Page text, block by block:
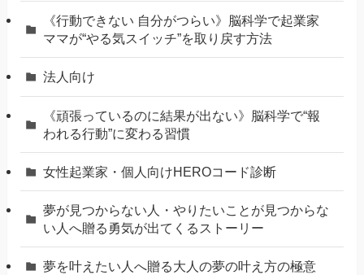
《行動できない 自分がつらい》脳科学で起業家
ママが“やる気スイッチ”を取り戻す方法
法人向け
《頑張っているのに結果が出ない》脳科学で“報
われる行動”に変わる習慣
女性起業家・個人向けHEROコード診断
夢が見つからない人・やりたいことが見つからな
い人へ贈る勇気が出てくるストーリー
夢を叶えたい人へ贈る大人の夢の叶え方の極意